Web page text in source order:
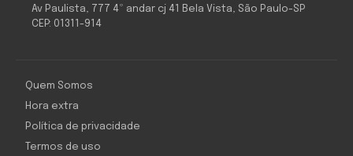
Av Paulista, 777 4º andar cj 41 Bela Vista, São Paulo-SP
CEP: 01311-914
Quem Somos
Hora extra
Política de privacidade
Termos de uso